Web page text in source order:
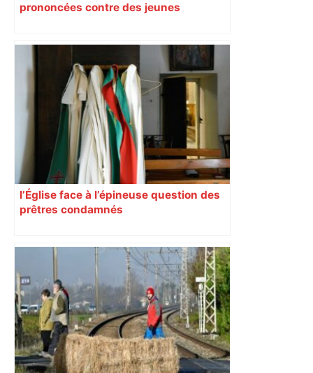
prononcées contre des jeunes
l’Église face à l’épineuse question des
prêtres condamnés